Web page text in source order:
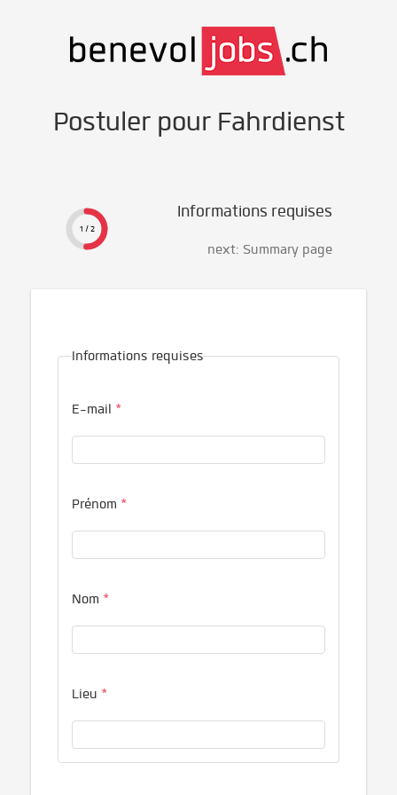
Postuler pour Fahrdienst
1 / 2
Informations requises
next: Summary page
Informations requises
E-mail *
Prénom *
Nom *
Lieu *